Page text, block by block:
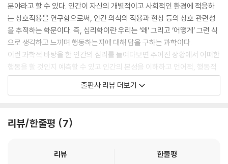
‘안 된다!’고 하면 반발심에 더 하고 싶어지는 심리적 저항심을 이용한다--
- p.89
당사자가 아닌 제3자를 통해 들은 이야기가 더 큰 효과를 발휘한다--- p.9
9
자신의 정보를 있는 그대로 전하고 상대에게 원하는 반응을 이끌어낸다--
- p.109
상대에 따라 좋은 점과 나쁜 점을 제시하는 방법이 달라진다
분야라고 할 수 있다. 인간이 자신의 개별적이고 사회적인 환경에 적응하
는 상호작용을 연구함으로써, 인간 의식의 작용과 현상 등의 상호 관련성
을 추적하는 학문이다. 즉, 심리학이란 우리는 ‘왜’ 그리고 ‘어떻게’ 그런 식
으로 생각하고 느끼며 행동하는지에 대해 답을 구하는 과학이다.
이런 과학적 바탕을 한 인간의 심리를 들여다보면 주어진 상황에서 어떠한
행동을 할 것인지 예측할 수 있고 인간의 본성을 이해하고 언어적, 행동적
반응을 파악하다 보면 그에 대한 적절한 대응을 할 수 있다는 것이 책의 요
지이다. 이런 원리로 타인의 심리를 자신에게 유리하게 이끌어내는 방법은
과 주변에 휘둘리지 않고 자신을 지킬 수 있도록 자존감을 높이고 우울한
출판사 리뷰 더보기
리뷰/한줄평 7
리뷰
한줄평